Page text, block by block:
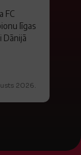
FC
līgas
Dānijā
2026.